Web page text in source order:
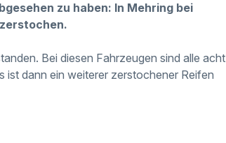
zu haben: In Mehring bei
Bei diesen Fahrzeugen sind alle acht
ist dann ein weiterer zerstochener Reifen